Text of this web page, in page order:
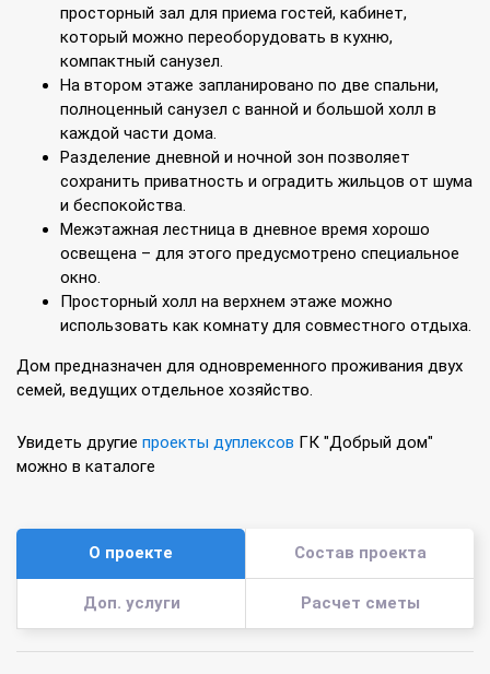
просторный зал для приема гостей, кабинет,
который можно переоборудовать в кухню,
компактный санузел.
На втором этаже запланировано по две спальни,
полноценный санузел с ванной и большой холл в
каждой части дома.
Разделение дневной и ночной зон позволяет
сохранить приватность и оградить жильцов от шума
и беспокойства.
Межэтажная лестница в дневное время хорошо
освещена – для этого предусмотрено специальное
окно.
Просторный холл на верхнем этаже можно
использовать как комнату для совместного отдыха.
Дом предназначен для одновременного проживания двух
семей, ведущих отдельное хозяйство.
Увидеть другие проекты дуплексов ГК "Добрый дом"
можно в каталоге
О проекте Состав проекта
Доп. услуги Расчет сметы